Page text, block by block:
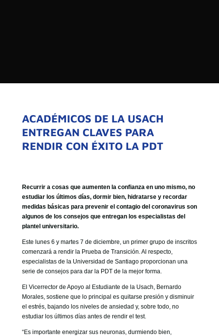
ESTADO DE CHILE
QUIENES SOMOS
MISIÓN
GOBIERNO CORPORATIVO
NUESTRO EQUIPO
ACADÉMICOS DE LA USACH
ENTREGAN CLAVES PARA
RENDIR CON ÉXITO LA PDT
Recurrir a cosas que aumenten la confianza en uno mismo, no
estudiar los últimos días, dormir bien, hidratarse y recordar
medidas básicas para prevenir el contagio del coronavirus son
algunos de los consejos que entregan los especialistas del
plantel universitario.
Este lunes 6 y martes 7 de diciembre, un primer grupo de inscritos
comenzará a rendir la Prueba de Transición. Al respecto,
especialistas de la Universidad de Santiago proporcionan una
serie de consejos para dar la PDT de la mejor forma.
El Vicerrector de Apoyo al Estudiante de la Usach, Bernardo
Morales, sostiene que lo principal es quitarse presión y disminuir
el estrés, bajando los niveles de ansiedad y, sobre todo, no
estudiar los últimos días antes de rendir el test.
“Es importante energizar sus neuronas, durmiendo bien,